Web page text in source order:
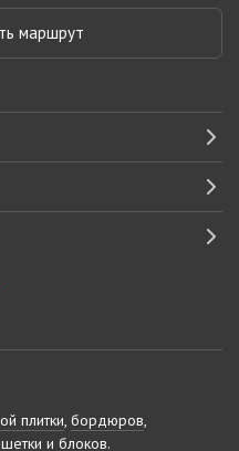
маршрут
плитки, бордюров,
и блоков.